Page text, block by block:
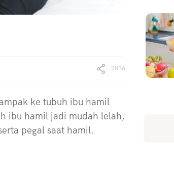
2816
ke tubuh ibu hamil
ibu hamil jadi mudah lelah,
pegal saat hamil.